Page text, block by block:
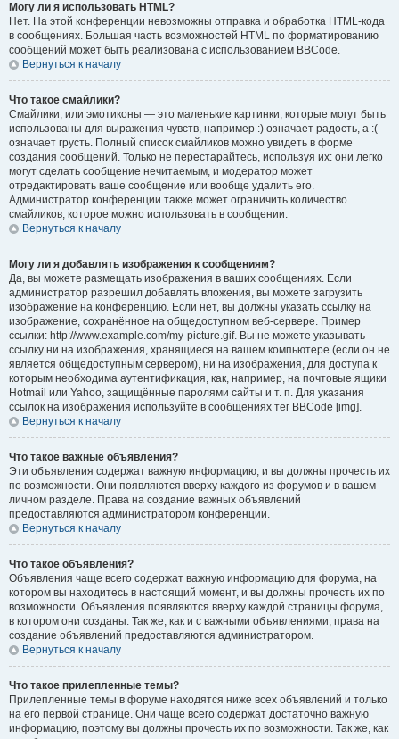
Могу ли я использовать HTML?
Нет. На этой конференции невозможны отправка и обработка HTML-кода
в сообщениях. Большая часть возможностей HTML по форматированию
сообщений может быть реализована с использованием BBCode.
Вернуться к началу
Что такое смайлики?
Смайлики, или эмотиконы — это маленькие картинки, которые могут быть
использованы для выражения чувств, например :) означает радость, а :(
означает грусть. Полный список смайликов можно увидеть в форме
создания сообщений. Только не перестарайтесь, используя их: они легко
могут сделать сообщение нечитаемым, и модератор может
отредактировать ваше сообщение или вообще удалить его.
Администратор конференции также может ограничить количество
смайликов, которое можно использовать в сообщении.
Вернуться к началу
Могу ли я добавлять изображения к сообщениям?
Да, вы можете размещать изображения в ваших сообщениях. Если
администратор разрешил добавлять вложения, вы можете загрузить
изображение на конференцию. Если нет, вы должны указать ссылку на
изображение, сохранённое на общедоступном веб-сервере. Пример
ссылки: http://www.example.com/my-picture.gif. Вы не можете указывать
ссылку ни на изображения, хранящиеся на вашем компьютере (если он не
является общедоступным сервером), ни на изображения, для доступа к
которым необходима аутентификация, как, например, на почтовые ящики
Hotmail или Yahoo, защищённые паролями сайты и т. п. Для указания
ссылок на изображения используйте в сообщениях тег BBCode [img].
Вернуться к началу
Что такое важные объявления?
Эти объявления содержат важную информацию, и вы должны прочесть их
по возможности. Они появляются вверху каждого из форумов и в вашем
личном разделе. Права на создание важных объявлений
предоставляются администратором конференции.
Вернуться к началу
Что такое объявления?
Объявления чаще всего содержат важную информацию для форума, на
котором вы находитесь в настоящий момент, и вы должны прочесть их по
возможности. Объявления появляются вверху каждой страницы форума,
в котором они созданы. Так же, как и с важными объявлениями, права на
создание объявлений предоставляются администратором.
Вернуться к началу
Что такое прилепленные темы?
Прилепленные темы в форуме находятся ниже всех объявлений и только
на его первой странице. Они чаще всего содержат достаточно важную
информацию, поэтому вы должны прочесть их по возможности. Так же, как